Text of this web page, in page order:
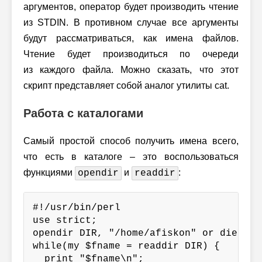
аргументов, оператор будет производить чтение
из STDIN. В противном случае все аргументы
будут рассматриваться, как имена файлов.
Чтение будет производиться по очереди
из каждого файла. Можно сказать, что этот
скрипт представляет собой аналог утилиты cat.
Работа с каталогами
Самый простой способ получить имена всего,
что есть в каталоге – это воспользоваться
функциями
opendir и readdir :
#!/usr/bin/perl
use strict;
opendir DIR, "/home/afiskon" or die $!;
while(my $fname = readdir DIR) {
  print "$fname\n";